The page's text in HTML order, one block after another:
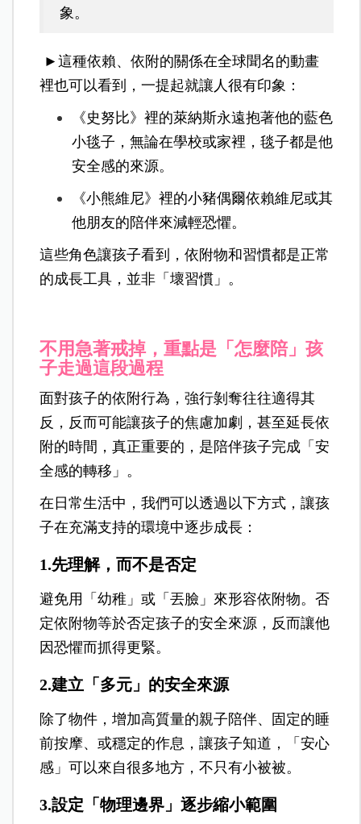
象。
►這種依賴、依附的關係在全球聞名的動畫
裡也可以看到，一提起就讓人很有印象：
《史努比》裡的萊納斯永遠抱著他的藍色
小毯子，無論在學校或家裡，毯子都是他
安全感的來源。
《小熊維尼》裡的小豬偶爾依賴維尼或其
他朋友的陪伴來減輕恐懼。
這些角色讓孩子看到，依附物和習慣都是正常
的成長工具，並非「壞習慣」。
不用急著戒掉，重點是「怎麼陪」孩
子走過這段過程
面對孩子的依附行為，強行剝奪往往適得其
反，反而可能讓孩子的焦慮加劇，甚至延長依
附的時間，真正重要的，是陪伴孩子完成「安
全感的轉移」。
在日常生活中，我們可以透過以下方式，讓孩
子在充滿支持的環境中逐步成長：
1.先理解，而不是否定
避免用「幼稚」或「丟臉」來形容依附物。否
定依附物等於否定孩子的安全來源，反而讓他
因恐懼而抓得更緊。
2.建立「多元」的安全來源
除了物件，增加高質量的親子陪伴、固定的睡
前按摩、或穩定的作息，讓孩子知道，「安心
感」可以來自很多地方，不只有小被被。
3.設定「物理邊界」逐步縮小範圍